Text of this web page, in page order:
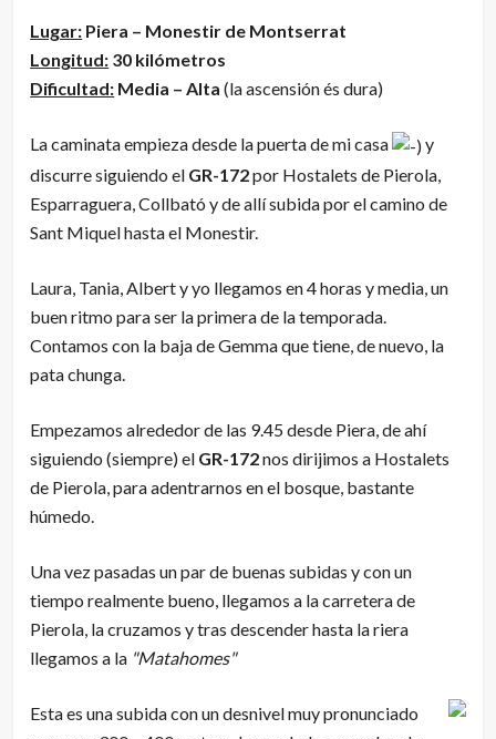
Lugar: Piera – Monestir de Montserrat
Longitud: 30 kilómetros
Dificultad: Media – Alta (la ascensión és dura)
La caminata empieza desde la puerta de mi casa
y
discurre siguiendo el GR-172por Hostalets de Pierola,
Esparraguera, Collbató y de allí subida por el camino de
Sant Miquel hasta el Monestir.
Laura, Tania, Albert y yo llegamos en 4 horas y media, un
buen ritmo para ser la primera de la temporada.
Contamos con la baja de Gemma que tiene, de nuevo, la
pata chunga.
Empezamos alrededor de las 9.45 desde Piera, de ahí
siguiendo (siempre) el GR-172nos dirijimos a Hostalets
de Pierola, para adentrarnos en el bosque, bastante
húmedo.
Una vez pasadas un par de buenas subidas y con un
tiempo realmente bueno, llegamos a la carretera de
Pierola, la cruzamos y tras descender hasta la riera
llegamos a la "Matahomes"
Esta es una subida con un desnivel muy pronunciado